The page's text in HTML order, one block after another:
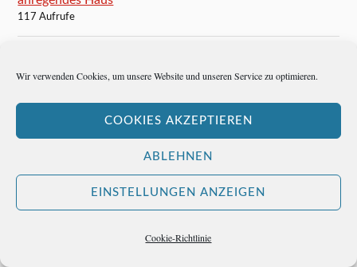
Wir verwenden Cookies, um unsere Website und unseren Service zu optimieren.
COOKIES AKZEPTIEREN
ABLEHNEN
EINSTELLUNGEN ANZEIGEN
Cookie-Richtlinie
117 Aufrufe
114 Aufrufe
André Kostolany: Enjoy Life!